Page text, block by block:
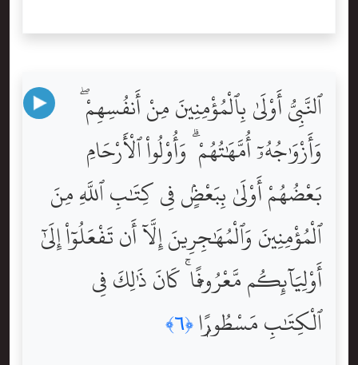
ٱلنَّبِىُّ أَوْلَىٰ بِٱلْمُؤْمِنِينَ مِنْ أَنفُسِهِمْ ۖ
وَأَزْوَٰجُهُۥٓ أُمَّهَٰتُهُمْ ۗ وَأُوْلُواْ ٱلْأَرْحَامِ
بَعْضُهُمْ أَوْلَىٰ بِبَعْضٍۢ فِى كِتَٰبِ ٱللَّهِ مِنَ
ٱلْمُؤْمِنِينَ وَٱلْمُهَٰجِرِينَ إِلَّآ أَن تَفْعَلُوٓاْ إِلَىٰٓ
أَوْلِيَآئِكُم مَّعْرُوفًۭا ۚ كَانَ ذَٰلِكَ فِى
ٱلْكِتَٰبِ مَسْطُورًۭا ﴿٦﴾